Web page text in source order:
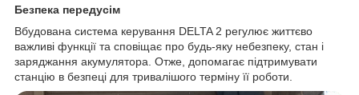
Безпека передусім
Вбудована система керування DELTA 2 регулює життєво
важливі функції та сповіщає про будь-яку небезпеку, стан і
заряджання акумулятора. Отже, допомагає підтримувати
станцію в безпеці для тривалішого терміну її роботи.